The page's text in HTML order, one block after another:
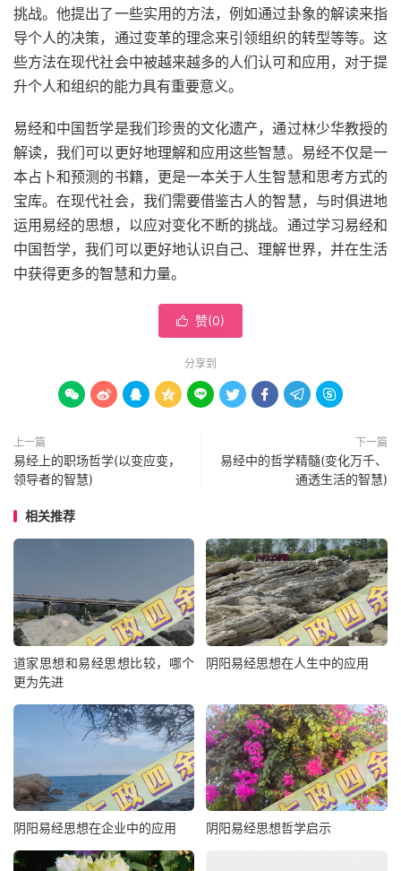
挑战。他提出了一些实用的方法，例如通过卦象的解读来指
导个人的决策，通过变革的理念来引领组织的转型等等。这
些方法在现代社会中被越来越多的人们认可和应用，对于提
升个人和组织的能力具有重要意义。
易经和中国哲学是我们珍贵的文化遗产，通过林少华教授的
解读，我们可以更好地理解和应用这些智慧。易经不仅是一
本占卜和预测的书籍，更是一本关于人生智慧和思考方式的
宝库。在现代社会，我们需要借鉴古人的智慧，与时俱进地
运用易经的思想，以应对变化不断的挑战。通过学习易经和
中国哲学，我们可以更好地认识自己、理解世界，并在生活
中获得更多的智慧和力量。
 赞(0)
分享到
        
上一篇
易经上的职场哲学(以变应变，
领导者的智慧)
下一篇
易经中的哲学精髓(变化万千、
通透生活的智慧)
相关推荐
道家思想和易经思想比较，哪个
更为先进
阴阳易经思想在人生中的应用
阴阳易经思想在企业中的应用 阴阳易经思想哲学启示